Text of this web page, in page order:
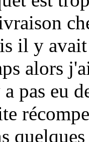
il y
alors
pas eu